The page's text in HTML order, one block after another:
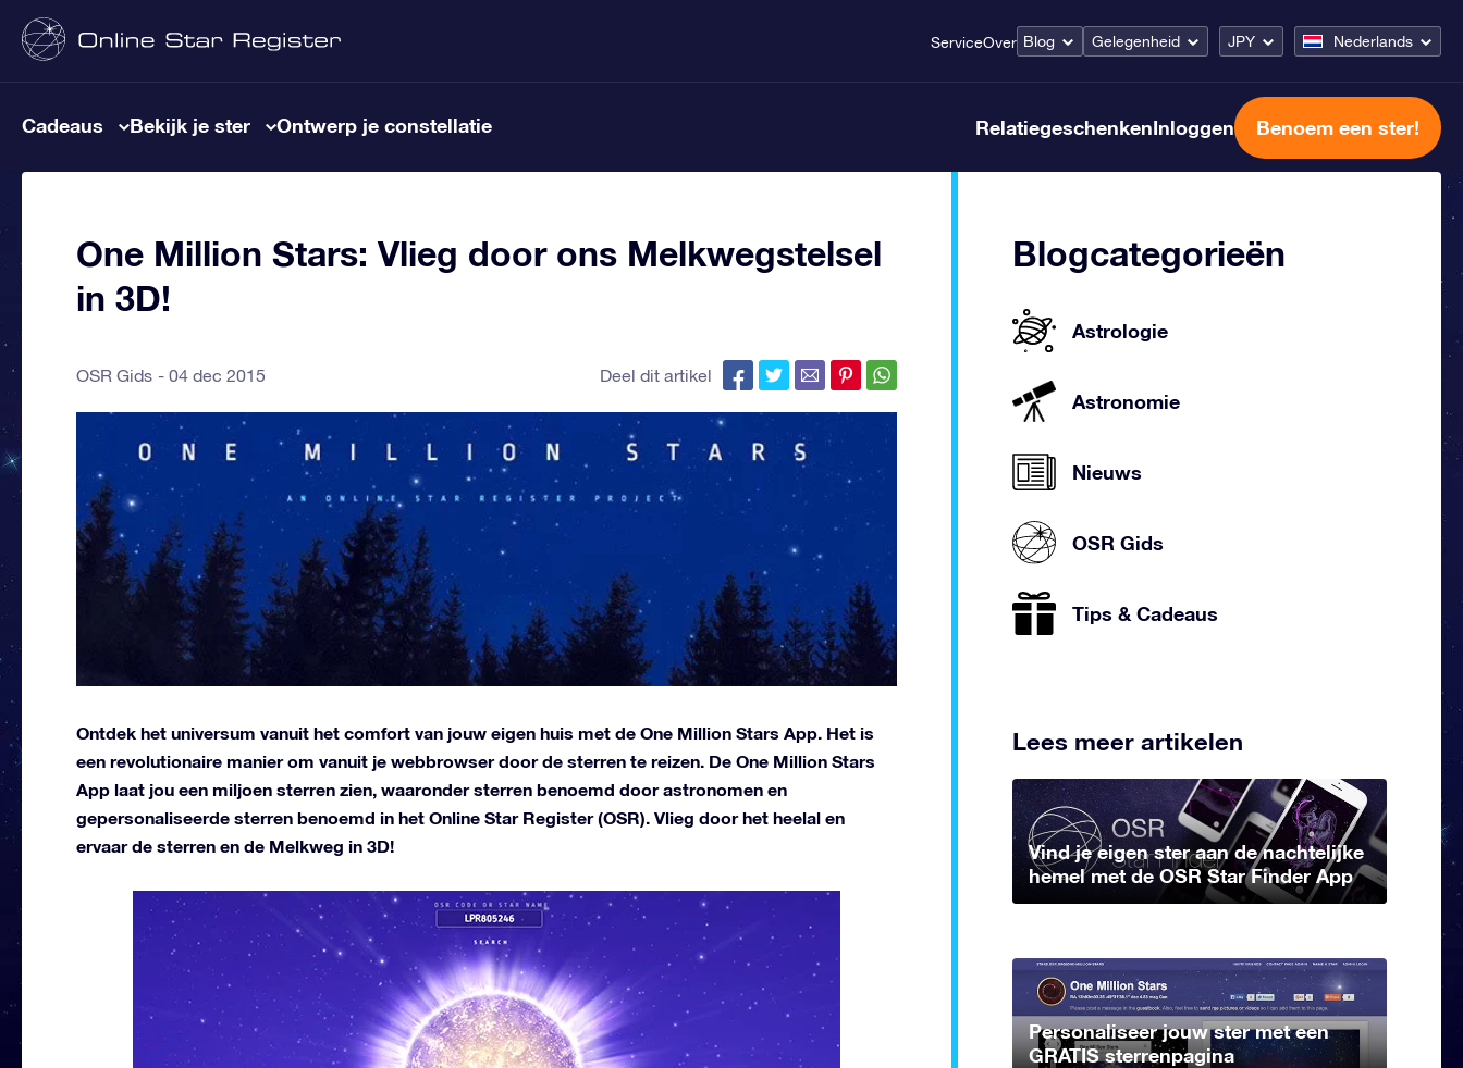
ServiceOver Blog Gelegenheid JPY Nederlands
Cadeaus Bekijk je ster Ontwerp je constellatie RelatiegeschenkenInloggen Benoem een ster!
One Million Stars: Vlieg door ons Melkwegstelsel
in 3D!
OSR Gids 04 dec 2015 Deel dit artikel
Ontdek het universum vanuit het comfort van jouw eigen huis met de One Million Stars App. Het is
een revolutionaire manier om vanuit je webbrowser door de sterren te reizen. De One Million Stars
App laat jou een miljoen sterren zien, waaronder sterren benoemd door astronomen en
gepersonaliseerde sterren benoemd in het Online Star Register (OSR). Vlieg door het heelal en
ervaar de sterren en de Melkweg in 3D!
Blogcategorieën
Astrologie
Astronomie
Nieuws
OSR Gids
Tips & Cadeaus
Lees meer artikelen
Vind je eigen ster aan de nachtelijke
hemel met de OSR Star Finder App
Personaliseer jouw ster met een
GRATIS sterrenpagina